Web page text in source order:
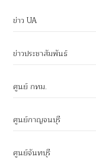
ข่าว UA
ข่าวประชาสัมพันธ์
ศูนย์ กทม.
ศูนย์กาญจนบุรี
ศูนย์จันทบุรี